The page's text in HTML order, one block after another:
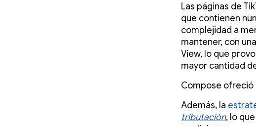
Las páginas de
que contienen
complejidad a
mantener, con
View, lo que
mayor cantidad
Compose ofreció
Además, la
tributación, lo